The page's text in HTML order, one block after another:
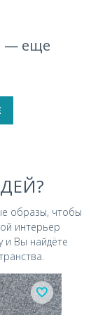
— еще
образы, чтобы
интерьер
и Вы найдёте